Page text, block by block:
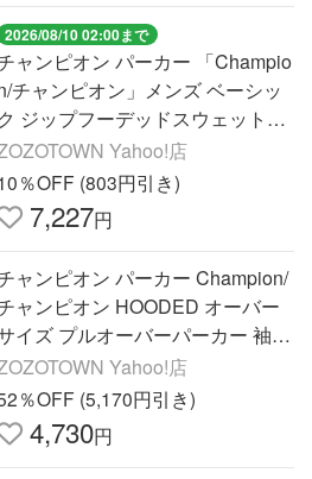
2026/08/10 02:00まで
ャンピオン パーカー 「Champio
チャンピオン」メンズ ベーシッ
ク ジップフーデッドスウェットシ
ツ メンズ Yahoo!店
％OFF (803円引き)
7,227円
ャンピオン パーカー Champion/
ャンピオン HOODED オーバー
イズ プルオーバーパーカー 袖ワ
ポイント 刺繍ロゴ フーディ 202
年 夏 夏服
Yahoo!店
％OFF (5,170円引き)
4,730円